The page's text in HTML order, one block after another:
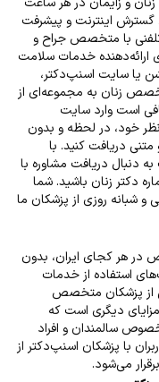
گسترش اینترنت و پیشرفت
با متخصص جراح و
ارائه‌دهنده خدمات سلامت
یا سایت اسنپ‌دکتر،
زنان به مجموعه‌ای از
است وارد سایت
خود، در لحظه و بدون
دریافت کنید. با
دنبال دریافت مشاوره با
دکتر زنان باشید. شما
و شبانه روزی از پزشکان ما
هر کجای ایران، بدون
استفاده از خدمات
از پزشکان متخصص
مزایای دیگری است که
خصوص سالمندان و افراد
با پزشکان اسنپ‌دکتر از
می‌شود.